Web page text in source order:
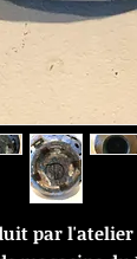
par